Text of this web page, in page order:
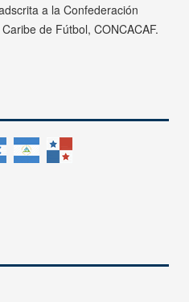
a la Confederación
de Fútbol, CONCACAF.